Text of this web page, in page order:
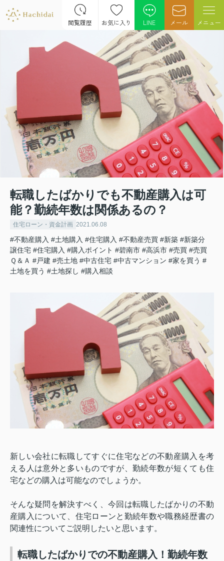
閲覧履歴 お気に入り LINE メール メニュー
転職したばかりでも不動産購入は可
能？勤続年数は関係あるの？
住宅ローン・資金計画 2021.06.08
#不動産購入 #土地購入 #住宅購入 #不動産売買 #新築 #新築分
譲住宅 #住宅購入 #購入ポイント #碧南市 #高浜市 #売買 #売買
Ｑ＆Ａ #戸建 #売土地 #中古住宅 #中古マンション #家を買う #
土地を買う #土地探し #購入相談
新しい会社に転職してすぐに住宅などの不動産購入を考
える人は意外と多いものですが、勤続年数が短くても住
宅などの購入は可能なのでしょうか。
そんな疑問を解決すべく、今回は転職したばかりの不動
産購入について、住宅ローンと勤続年数や職務経歴書の
関連性についてご説明したいと思います。
転職したばかりでの不動産購入！勤続年数